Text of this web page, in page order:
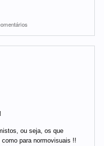
ou seja, os que
para normovisuais !!